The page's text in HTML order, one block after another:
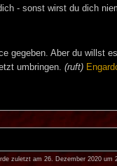
- sonst wirst du dich
gegeben. Aber du willst
umbringen. (ruft)
zuletzt am 26. Dezember 2020 um